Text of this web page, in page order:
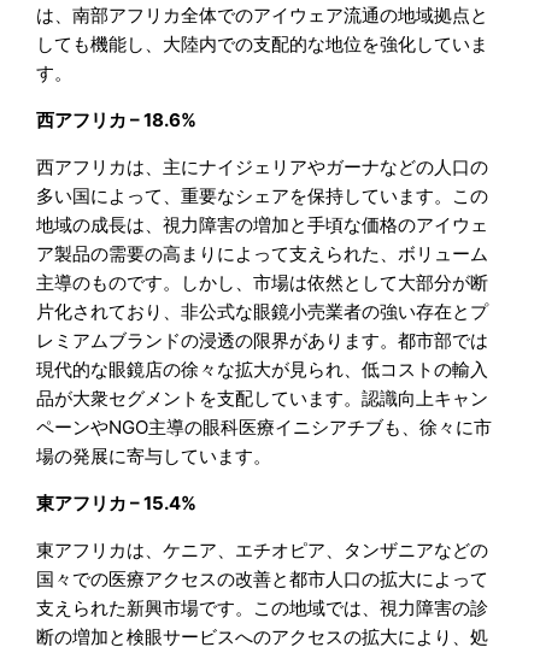
は、南部アフリカ全体でのアイウェア流通の地域拠点と
しても機能し、大陸内での支配的な地位を強化していま
す。
西アフリカ – 18.6%
西アフリカは、主にナイジェリアやガーナなどの人口の
多い国によって、重要なシェアを保持しています。この
地域の成長は、視力障害の増加と手頃な価格のアイウェ
ア製品の需要の高まりによって支えられた、ボリューム
主導のものです。しかし、市場は依然として大部分が断
片化されており、非公式な眼鏡小売業者の強い存在とプ
レミアムブランドの浸透の限界があります。都市部では
現代的な眼鏡店の徐々な拡大が見られ、低コストの輸入
品が大衆セグメントを支配しています。認識向上キャン
ペーンやNGO主導の眼科医療イニシアチブも、徐々に市
場の発展に寄与しています。
東アフリカ – 15.4%
東アフリカは、ケニア、エチオピア、タンザニアなどの
国々での医療アクセスの改善と都市人口の拡大によって
支えられた新興市場です。この地域では、視力障害の診
断の増加と検眼サービスへのアクセスの拡大により、処